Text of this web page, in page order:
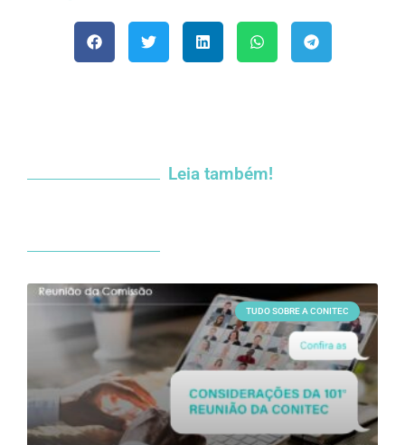
Leia também!
TUDO SOBRE A CONITEC